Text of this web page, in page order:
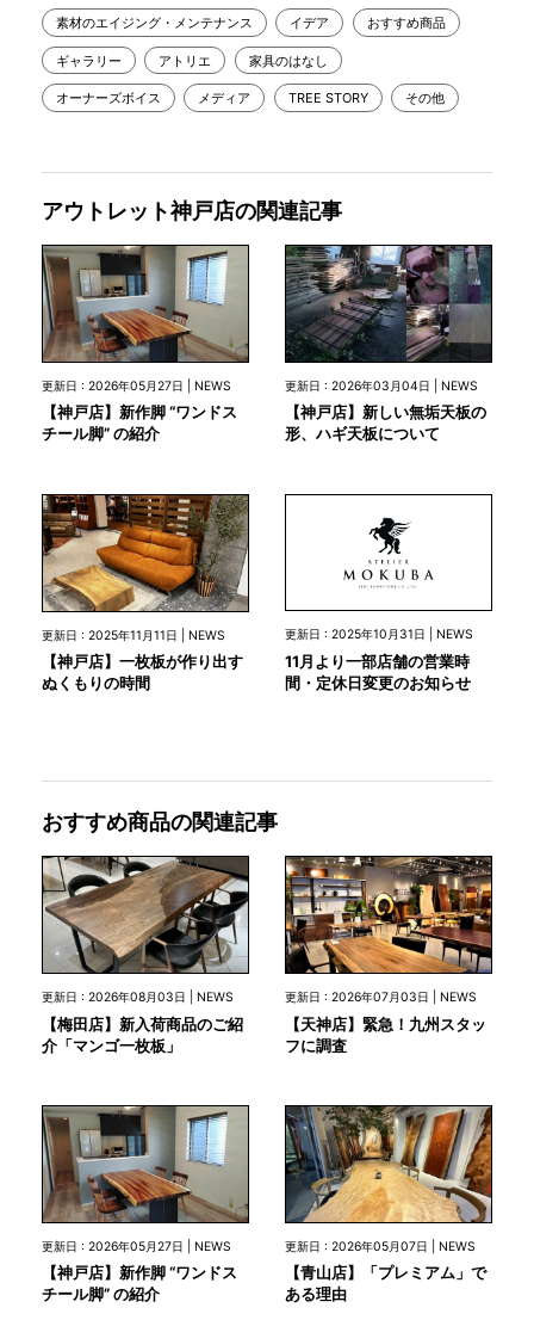
素材のエイジング・メンテナンス イデア おすすめ商品
ギャラリー アトリエ 家具のはなし
オーナーズボイス メディア TREE STORY その他
アウトレット神戸店の関連記事
更新日 : 2026年05月27日 | NEWS
【神戸店】新作脚 “ワンドス
チール脚” の紹介
更新日 : 2026年03月04日 | NEWS
【神戸店】新しい無垢天板の
形、ハギ天板について
更新日 : 2025年11月11日 | NEWS
【神戸店】一枚板が作り出す
ぬくもりの時間
更新日 : 2025年10月31日 | NEWS
11月より一部店舗の営業時
間・定休日変更のお知らせ
おすすめ商品の関連記事
更新日 : 2026年08月03日 | NEWS
【梅田店】新入荷商品のご紹
介「マンゴ一枚板」
更新日 : 2026年07月03日 | NEWS
【天神店】緊急！九州スタッ
フに調査
更新日 : 2026年05月27日 | NEWS
【神戸店】新作脚 “ワンドス
チール脚” の紹介
更新日 : 2026年05月07日 | NEWS
【青山店】「プレミアム」で
ある理由